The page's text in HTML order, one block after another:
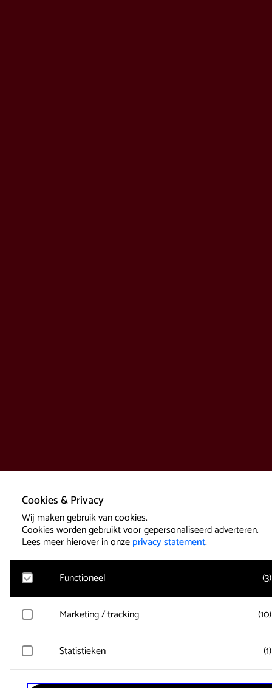
Cookies & Privacy
Wij maken gebruik van cookies.
Cookies worden gebruikt voor gepersonaliseerd adverteren.
Lees meer hierover in onzeprivacy statement.
Functioneel (3)
Google Analytics
en gebruikersgegevens worden anoniem verzameld.
Active Tickets
Marketing / tracking (10)
Vimeo
zoals welke pagina’s zijn gelezen.
Statistieken (1)